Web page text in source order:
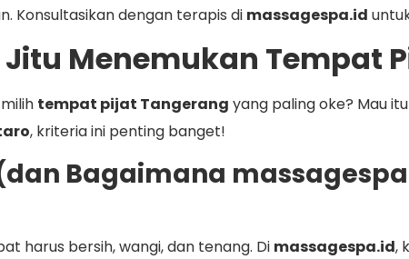
Konsultasikan dengan terapis di massagespa.id
Menemukan Tempat
tempat pijat Tangerang yang paling oke? Mau
, kriteria ini penting banget!
Bagaimana
harus bersih, wangi, dan tenang. Di massagespa.id,